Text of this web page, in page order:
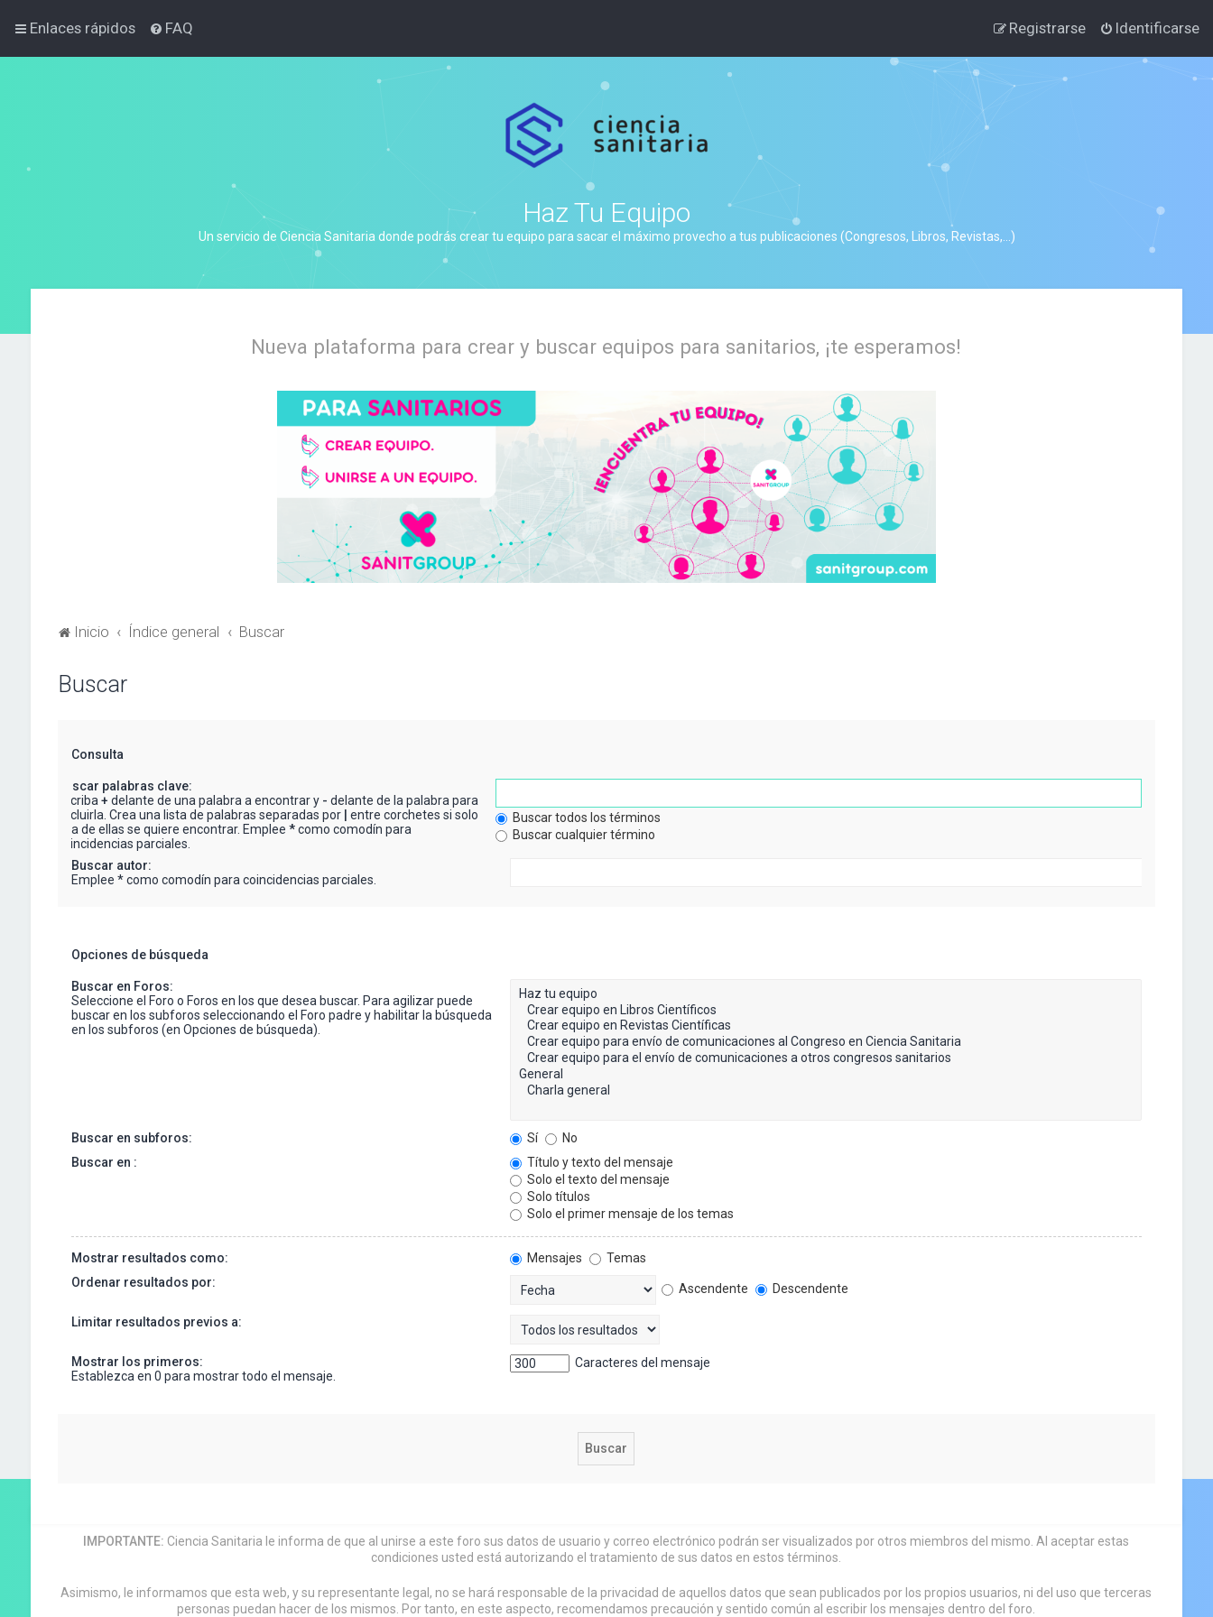
Enlaces rápidos FAQ Identificarse
Registrarse
Haz Tu Equipo
Un servicio de Ciencia Sanitaria donde podrás crear tu equipo para sacar el máximo provecho a tus publicaciones (Congresos, Libros, Revistas,...)
Nueva plataforma para crear y buscar equipos para sanitarios, ¡te esperamos!
Inicio Índice general Buscar
Buscar
Consulta
Buscar palabras clave:
Escriba + delante de una palabra a encontrar y - delante de la palabra para
excluirla. Crea una lista de palabras separadas por
entre corchetes si solo
una de ellas se quiere encontrar. Emplee *como comodín para
coincidencias parciales.
Buscar todos los términos
Buscar cualquier término
Buscar autor:
Emplee * como comodín para coincidencias parciales.
Opciones de búsqueda
Buscar en Foros:
Seleccione el Foro o Foros en los que desea buscar. Para agilizar puede
buscar en los subforos seleccionando el Foro padre y habilitar la búsqueda
en los subforos (en Opciones de búsqueda).
Buscar en subforos: Sí
No
Buscar en :
Título y texto del mensaje
Solo el texto del mensaje
Solo títulos
Solo el primer mensaje de los temas
Mostrar resultados como: Mensajes
Temas
Ordenar resultados por:
Ascendente Descendente
Limitar resultados previos a:
Mostrar los primeros:
Establezca en 0 para mostrar todo el mensaje.
Caracteres del mensaje
IMPORTANTE: Ciencia Sanitaria le informa de que al unirse a este foro sus datos de usuario y correo electrónico podrán ser visualizados por otros miembros del mismo. Al aceptar estas
condiciones usted está autorizando el tratamiento de sus datos en estos términos.
Asimismo, le informamos que esta web, y su representante legal, no se hará responsable de la privacidad de aquellos datos que sean publicados por los propios usuarios, ni del uso que terceras
personas puedan hacer de los mismos. Por tanto, en este aspecto, recomendamos precaución y sentido común al escribir los mensajes dentro del foro.